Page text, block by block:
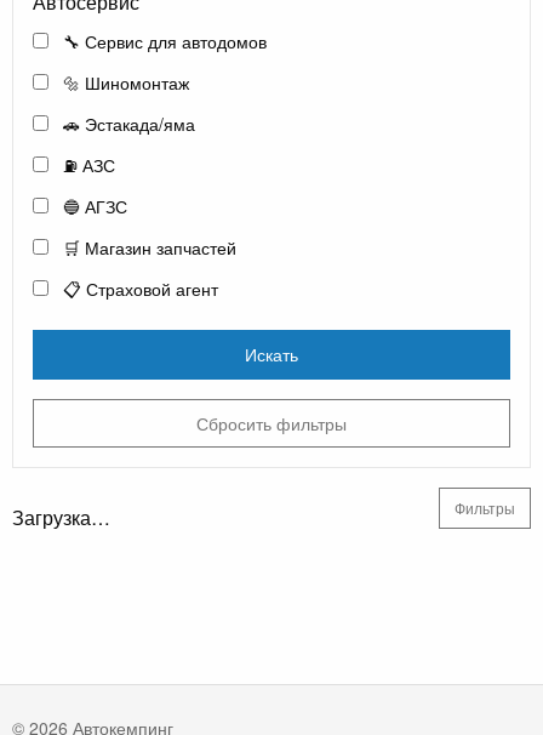
🔧 Сервис для автодомов
🔩 Шиномонтаж
🚗 Эстакада/яма
⛽ АЗС
🔵 АГЗС
🛒 Магазин запчастей
📋 Страховой агент
Искать
Сбросить фильтры
Загрузка… Фильтры
© 2026 Автокемпинг